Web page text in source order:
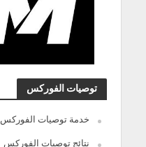
توصيات الفوركس
خدمة توصيات الفوركس
نتائج توصيات الفوركس